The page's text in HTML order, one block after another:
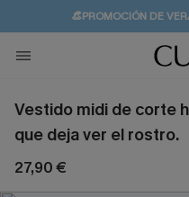
👒PROMOCIÓN DE
🚚ENVÍO
Vestido midi de corte
que deja ver el rostro.
27,90 €